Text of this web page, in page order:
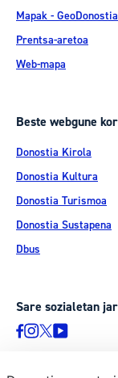
Mapak - GeoDonostia
Prentsa-aretoa
Web-mapa
Beste webgune
Donostia Kirola
Donostia Kultura
Donostia Turismoa
Donostia Sustapena
Dbus
Sare sozialetan